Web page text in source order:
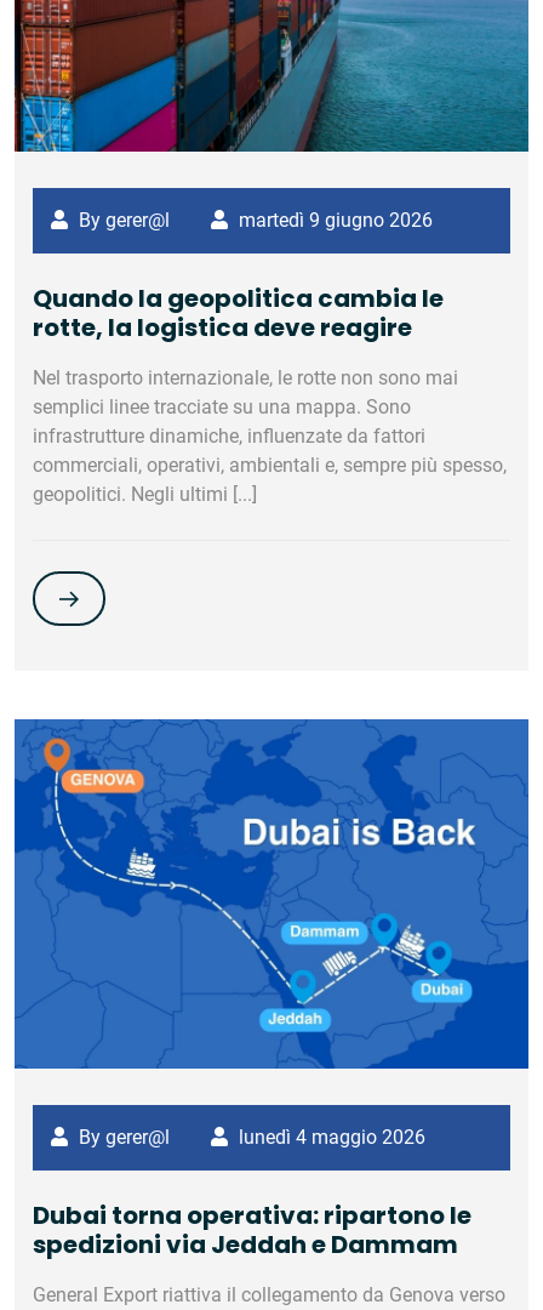
By gerer@l martedì 9 giugno 2026
Quando la geopolitica cambia le
rotte, la logistica deve reagire
Nel trasporto internazionale, le rotte non sono mai
semplici linee tracciate su una mappa. Sono
infrastrutture dinamiche, influenzate da fattori
commerciali, operativi, ambientali e, sempre più spesso,
geopolitici. Negli ultimi [...]
By gerer@l lunedì 4 maggio 2026
Dubai torna operativa: ripartono le
spedizioni via Jeddah e Dammam
General Export riattiva il collegamento da Genova verso